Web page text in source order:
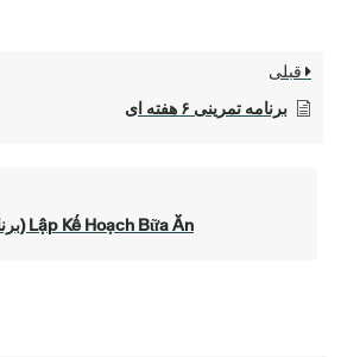
قبلی
برنامه تمرینی ۶ هفته ای
Lập Kế Hoạch Bữa Ăn (برنامه ریز بشقاب من)